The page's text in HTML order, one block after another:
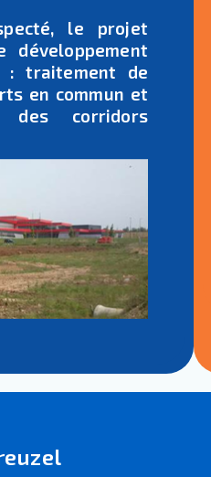
le projet
développement
: traitement de
en commun et
des corridors